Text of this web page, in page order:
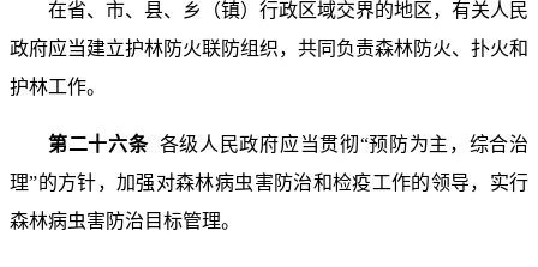
在省、市、县、乡（镇）行政区域交界的地区，有关人民
政府应当建立护林防火联防组织，共同负责森林防火、扑火和
护林工作。
第二十六条 各级人民政府应当贯彻“预防为主，综合治
理”的方针，加强对森林病虫害防治和检疫工作的领导，实行
森林病虫害防治目标管理。